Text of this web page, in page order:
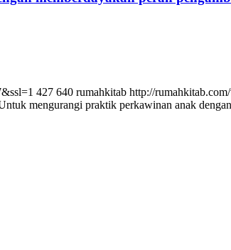
427 640 rumahkitab http://
mengurangi praktik perkawinan anak